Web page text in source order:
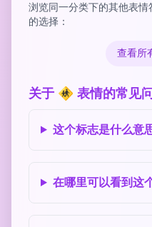
浏览同一分类下的其他表
的选择：
查看所
关于 🚸 表情的常见
这个标志是什么意
在哪里可以看到这